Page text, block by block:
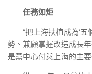
任務如炬
“把上海扶植成為‘五
勢、兼顧掌握改造成長
是黨中心付與上海的主